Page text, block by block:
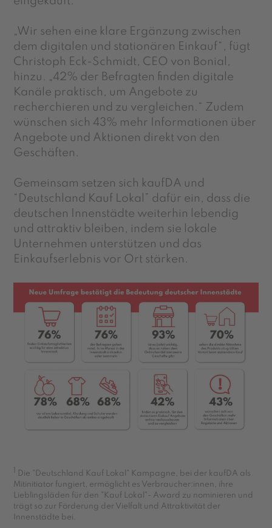
„Wir sehen eine klare Ergänzung zwischen
dem digitalen und stationären Einkauf“, fügt
Christoph Eck-Schmidt, CEO von Bonial,
hinzu. „42% der Befragten finden digitale
Kanäle praktisch, um Angebote zu
recherchieren und zu vergleichen.“ Zudem
wünschen sich 43% mehr Informationen über
Angebote und Aktionen direkt von den
Geschäften.
Gemeinsam setzen sich kaufDA und
“Deutschland Kauf Lokal” dafür ein, dass die
deutschen Innenstädte weiterhin lebendig
und attraktiv bleiben, indem sie lokale
Unternehmen unterstützen und das
Einkaufserlebnis vor Ort stärken.
Die "Deutschland Kauf Lokal" Kampagne, bei der kaufDA als
Mitinitiator fungiert, ermöglicht es Verbraucher:innen, ihre
Lieblingsläden für den "Kauf Lokal"- Award zu nominieren und
trägt so zur Förderung der Vielfalt und Attraktivität der
Innenstädte bei.